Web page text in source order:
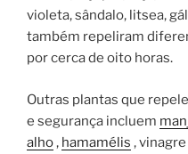
violeta, sândalo, litsea,
também repeliram
por cerca de oito horas.
Outras plantas que
e segurança incluem
alho, hamamélis ,